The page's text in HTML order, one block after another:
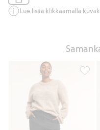
Lue lisää klikkaamalla